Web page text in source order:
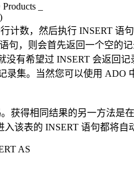
_
行计数，然后执行 INSERT
句，则会首先返回一个空的
有希望过 INSERT 会返回
集。当然您可以使用 ADO
获得相同结果的另一方法是
该表的 INSERT 语句都将自
AS